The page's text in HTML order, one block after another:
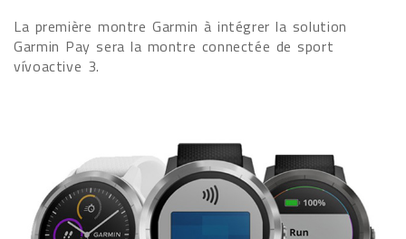
La première montre Garmin à intégrer la solution
Garmin Pay sera la montre connectée de sport
vívoactive 3.